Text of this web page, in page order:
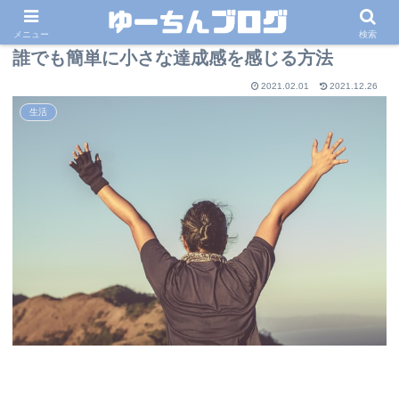
誰でも簡単に小さな達成感を感じる方法
2021.02.01 2021.12.26
生活
メニュー 検索